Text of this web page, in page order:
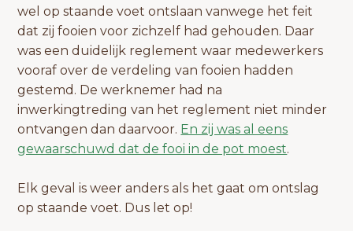
wel op staande voet ontslaan vanwege het feit
dat zij fooien voor zichzelf had gehouden. Daar
was een duidelijk reglement waar medewerkers
vooraf over de verdeling van fooien hadden
gestemd. De werknemer had na
inwerkingtreding van het reglement niet minder
ontvangen dan daarvoor. En zij was al eens
gewaarschuwd dat de fooi in de pot moest.
Elk geval is weer anders als het gaat om ontslag
op staande voet. Dus let op!